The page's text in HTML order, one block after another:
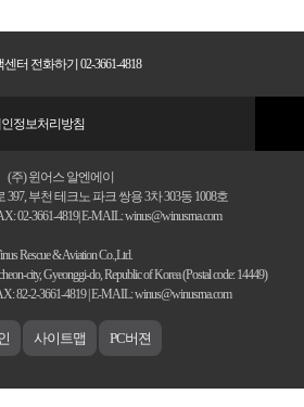
센터 전화하기 02-3661-4818
정보처리방침
(주) 윈어스 알엔에이
부천 테크노 파크 쌍용 3차 303동 1008호
02-3661-4819| E-MAIL: winus@winusrna.com
Rescue & Aviation Co.,Ltd.
city, Gyeonggi-do, Republic of Korea (Postal code: 14449)
82-2-3661-4819 | E-MAIL: winus@winusrna.com
사이트맵 PC버젼